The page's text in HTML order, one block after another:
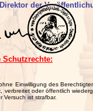
der
Schutzrechte:
Einwilligung des
oder öffentlich
Versuch ist strafbar.